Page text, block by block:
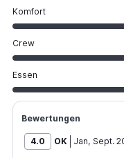
Komfort
Crew
Essen
Bewertungen
4.0 OK Jan, Sept.